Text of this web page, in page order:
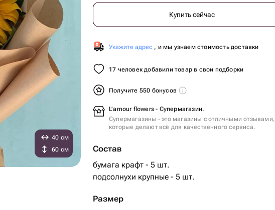
Купить сейчас
Укажите адрес , и мы узнаем стоимость доставки
17 человек добавили товар в свои подборки
Получите 550 бонусов
L’amour flowers - Супермагазин.
Супермагазины - это магазины с отличными отзывами,
которые делают всё для качественного сервиса.
Состав
бумага крафт - 5 шт.
подсолнухи крупные - 5 шт.
Размер
40 см
60 см